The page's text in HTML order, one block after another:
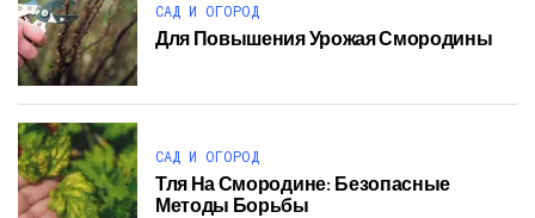
САД И ОГОРОД
Для Повышения Урожая Смородины
САД И ОГОРОД
Тля На Смородине: Безопасные
Методы Борьбы